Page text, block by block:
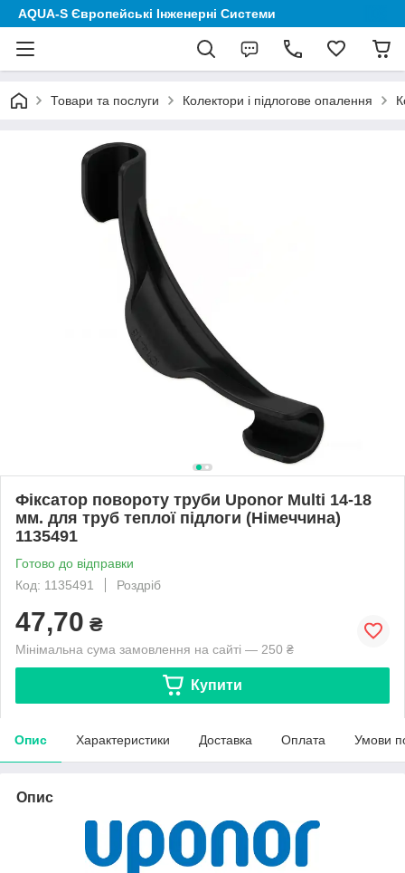
AQUA-S Європейські Інженерні Системи
Товари та послуги Колектори і підлогове опалення
Фіксатор повороту труби Uponor Multi 14-18
мм. для труб теплої підлоги (Німеччина)
1135491
Готово до відправки
Код: 1135491
Роздріб
47,70 ₴
Мінімальна сума замовлення на сайті — 250 ₴
Купити
Опис Характеристики Доставка Оплата Умови
Опис